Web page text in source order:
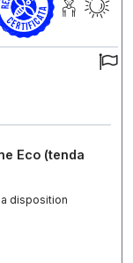
Eco (tenda
disposition